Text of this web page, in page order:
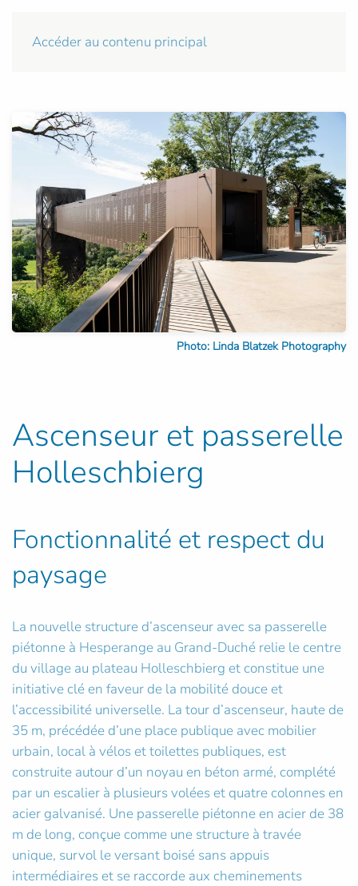
Accéder au contenu principal
Photo: Linda Blatzek Photography
Ascenseur et passerelle
Holleschbierg
Fonctionnalité et respect du
paysage
La nouvelle structure d’ascenseur avec sa passerelle
piétonne à Hesperange au Grand-Duché relie le centre
du village au plateau Holleschbierg et constitue une
initiative clé en faveur de la mobilité douce et
l’accessibilité universelle. La tour d’ascenseur, haute de
35 m, précédée d’une place publique avec mobilier
urbain, local à vélos et toilettes publiques, est
construite autour d’un noyau en béton armé, complété
par un escalier à plusieurs volées et quatre colonnes en
acier galvanisé. Une passerelle piétonne en acier de 38
m de long, conçue comme une structure à travée
unique, survol le versant boisé sans appuis
intermédiaires et se raccorde aux cheminements